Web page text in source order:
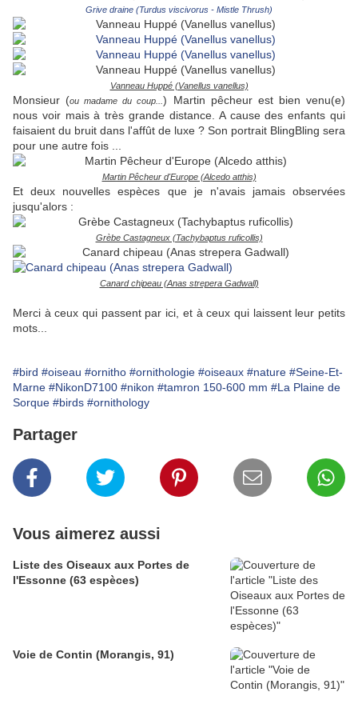
Grive draine (Turdus viscivorus - Mistle Thrush)
Vanneau Huppé (Vanellus vanellus)
Monsieur (ou madame du coup... ) Martin pêcheur est bien venu(e)
nous voir mais à très grande distance. A cause des enfants qui
faisaient du bruit dans l'affût de luxe ? Son portrait BlingBling sera
pour une autre fois ...
Martin Pêcheur d'Europe (Alcedo atthis)
Et deux nouvelles espèces que je n'avais jamais observées
jusqu'alors :
Grèbe Castagneux (Tachybaptus ruficollis)
Canard chipeau (Anas strepera Gadwall)
Merci à ceux qui passent par ici, et à ceux qui laissent leur petits
mots...
#bird #oiseau #ornitho #ornithologie #oiseaux #nature #Seine-Et-
Marne #NikonD7100 #nikon #tamron 150-600 mm #La Plaine de
Sorque #birds #ornithology
Partager
Vous aimerez aussi
Liste des Oiseaux aux Portes de
l'Essonne (63 espèces)
Voie de Contin (Morangis, 91)